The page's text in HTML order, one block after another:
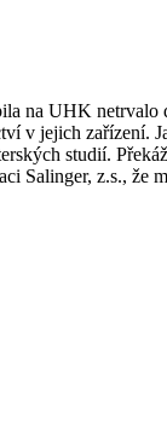
na UHK
v jejich zařízení.
studií.
Salinger, z.s., že